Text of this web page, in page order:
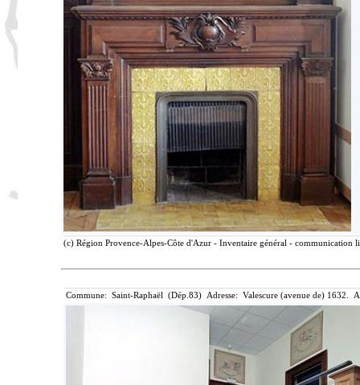
(c) Région Provence-Alpes-Côte d'Azur - Inventaire général - communication
Commune: Saint-Raphaël (Dép.83) Adresse: Valescure (avenue de) 1632.